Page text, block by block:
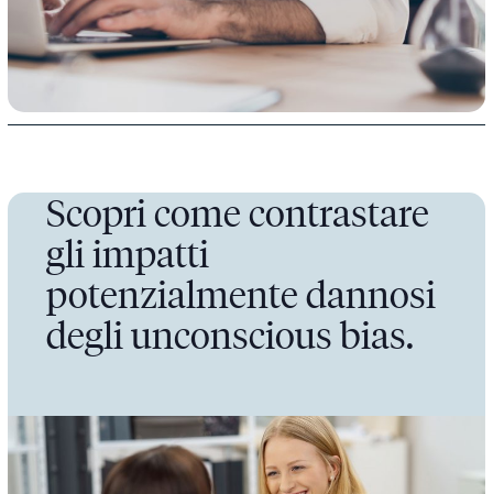
Scopri come contrastare
gli impatti
potenzialmente dannosi
degli unconscious bias.